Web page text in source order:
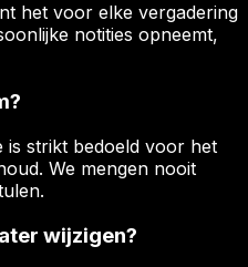
het voor elke vergadering
notities opneemt,
is strikt bedoeld voor het
We mengen nooit
wijzigen?